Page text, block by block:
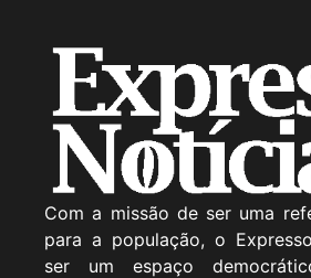
Com a missão de ser uma
para a população, o
ser um espaço